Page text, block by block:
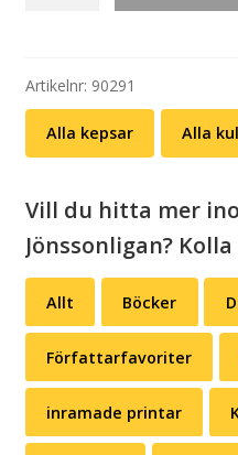
(välj
färg)
mängd
Artikelnr: 90291
Alla kepsar Alla
Vill du hitta mer
Jönssonligan?
Allt Böcker
Författarfavoriter
inramade printar